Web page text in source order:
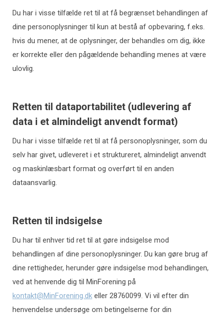
Du har i visse tilfælde ret til at få begrænset behandlingen af
dine personoplysninger til kun at bestå af opbevaring, f.eks.
hvis du mener, at de oplysninger, der behandles om dig, ikke
er korrekte eller den pågældende behandling menes at være
ulovlig.
Retten til dataportabilitet (udlevering af
data i et almindeligt anvendt format)
Du har i visse tilfælde ret til at få personoplysninger, som du
selv har givet, udleveret i et struktureret, almindeligt anvendt
og maskinlæsbart format og overført til en anden
dataansvarlig.
Retten til indsigelse
Du har til enhver tid ret til at gøre indsigelse mod
behandlingen af dine personoplysninger. Du kan gøre brug af
dine rettigheder, herunder gøre indsigelse mod behandlingen,
ved at henvende dig til MinForening på
kontakt@MinForening.dk eller 28760099. Vi vil efter din
henvendelse undersøge om betingelserne for din